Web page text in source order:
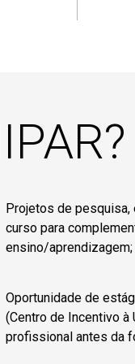
Projetos de pesquisa,
curso para
ensino/aprendizagem;
Oportunidade de
(Centro de Incentivo à
profissional antes da